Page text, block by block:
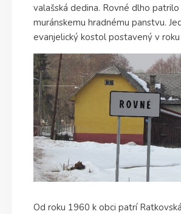
valašská dedina. Rovné dlho
muránskemu hradnému panstvu.
evanjelický kostol postavený v
Od roku 1960 k obci patrí